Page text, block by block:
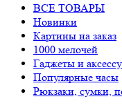
ВСЕ ТОВАРЫ
Новинки
Картины на заказ
1000 мелочей
Гаджеты и
Популярные часы
Рюкзаки, сумки,